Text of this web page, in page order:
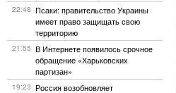
22:48 Псаки: правительство Украины
имеет право защищать свою
территорию
21:55 В Интернете появилось срочное
обращение «Харьковских
партизан»
19:23 Россия возобновляет